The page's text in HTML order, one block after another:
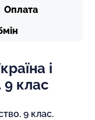
Оплата
і
9 клас
9 клас.